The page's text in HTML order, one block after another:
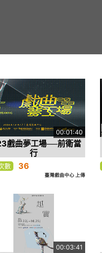
00:01:40
戲曲夢工場──前衛當
行
數 36
臺灣戲曲中心 上傳
00:03:41